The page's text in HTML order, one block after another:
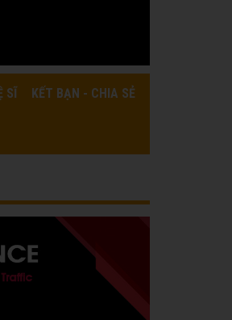
SĨ KẾT BẠN - CHIA SẺ